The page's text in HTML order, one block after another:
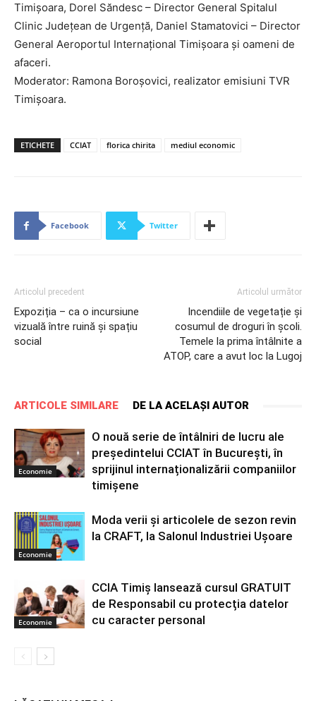
Timișoara, Dorel Săndesc – Director General Spitalul
Clinic Județean de Urgență, Daniel Stamatovici – Director
General Aeroportul Internațional Timișoara și oameni de
afaceri.
Moderator: Ramona Boroșovici, realizator emisiuni TVR
Timișoara.
ETICHETE CCIAT florica chirita mediul economic
Facebook Twitter
Articolul precedent
Expoziția – ca o incursiune
vizuală între ruină și spațiu
social
Articolul următor
Incendiile de vegetație și
cosumul de droguri în școli.
Temele la prima întâlnite a
ATOP, care a avut loc la Lugoj
ARTICOLE SIMILARE DE LA ACELAȘI AUTOR
Economie
O nouă serie de întâlniri de lucru ale
președintelui CCIAT în București, în
sprijinul internaționalizării companiilor
timișene
Economie
Moda verii și articolele de sezon revin
la CRAFT, la Salonul Industriei Ușoare
Economie
CCIA Timiș lansează cursul GRATUIT
de Responsabil cu protecția datelor
cu caracter personal